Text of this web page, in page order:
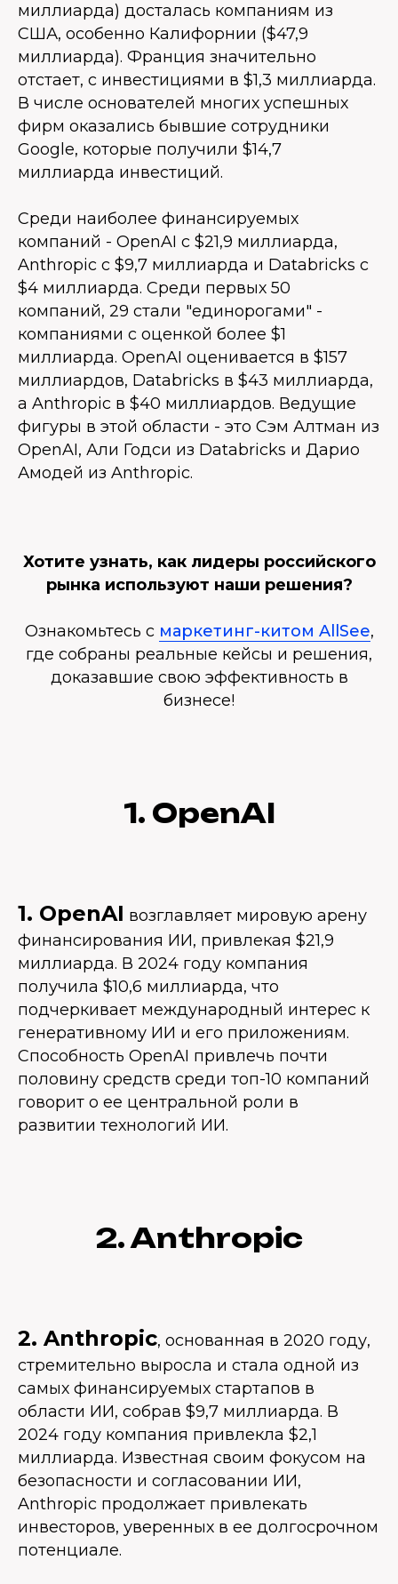
миллиарда) досталась компаниям из
США, особенно Калифорнии ($47,9
миллиарда). Франция значительно
отстает, с инвестициями в $1,3 миллиарда.
В числе основателей многих успешных
фирм оказались бывшие сотрудники
Google, которые получили $14,7
миллиарда инвестиций.
Среди наиболее финансируемых
компаний - OpenAI с $21,9 миллиарда,
Anthropic с $9,7 миллиарда и Databricks с
$4 миллиарда. Среди первых 50
компаний, 29 стали "единорогами" -
компаниями с оценкой более $1
миллиарда. OpenAI оценивается в $157
миллиардов, Databricks в $43 миллиарда,
а Anthropic в $40 миллиардов. Ведущие
фигуры в этой области - это Сэм Алтман из
OpenAI, Али Годси из Databricks и Дарио
Амодей из Anthropic.
Хотите узнать, как лидеры российского
рынка используют наши решения?
Ознакомьтесь с маркетинг-китом AllSee,
где собраны реальные кейсы и решения,
доказавшие свою эффективность в
бизнесе!
1. OpenAI
1. OpenAI возглавляет мировую арену
финансирования ИИ, привлекая $21,9
миллиарда. В 2024 году компания
получила $10,6 миллиарда, что
подчеркивает международный интерес к
генеративному ИИ и его приложениям.
Способность OpenAI привлечь почти
половину средств среди топ-10 компаний
говорит о ее центральной роли в
развитии технологий ИИ.
2. Anthropic
2. Anthropic, основанная в 2020 году,
стремительно выросла и стала одной из
самых финансируемых стартапов в
области ИИ, собрав $9,7 миллиарда. В
2024 году компания привлекла $2,1
миллиарда. Известная своим фокусом на
безопасности и согласовании ИИ,
Anthropic продолжает привлекать
инвесторов, уверенных в ее долгосрочном
потенциале.